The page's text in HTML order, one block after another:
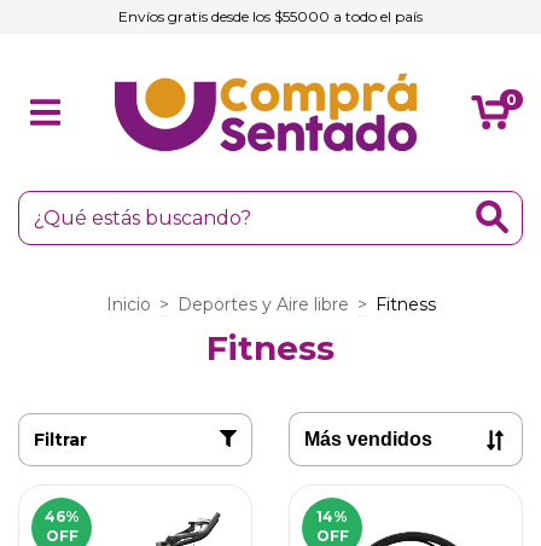
Envíos gratis desde los $55000 a todo el país
0
Inicio > Deportes y Aire libre > Fitness
Fitness
Filtrar
46%
OFF
14%
OFF